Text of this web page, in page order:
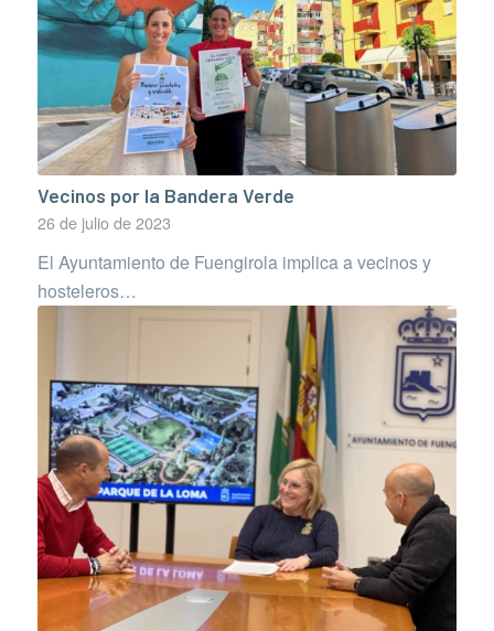
Vecinos por la Bandera Verde
26 de julio de 2023
El Ayuntamiento de Fuengirola implica a vecinos y
hosteleros…